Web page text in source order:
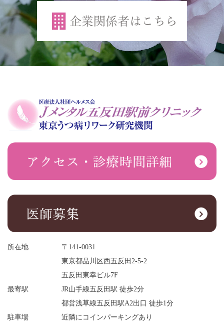
所在地
〒141-0031
東京都品川区西五反田2-5-2
五反田東幸ビル7F
最寄駅
JR山手線五反田駅 徒歩2分
都営浅草線五反田駅A2出口 徒歩1分
駐車場
近隣にコインパーキングあり